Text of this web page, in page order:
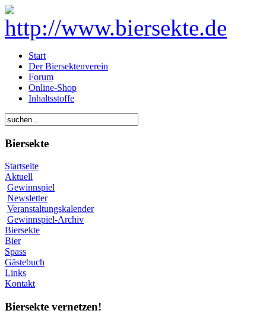
Start
Der Biersektenverein
Forum
Online-Shop
Inhaltsstoffe
Biersekte
Startseite
Aktuell
Gewinnspiel
Newsletter
Veranstaltungskalender
Gewinnspiel-Archiv
Biersekte
Bier
Spass
Gästebuch
Links
Kontakt
Biersekte vernetzen!